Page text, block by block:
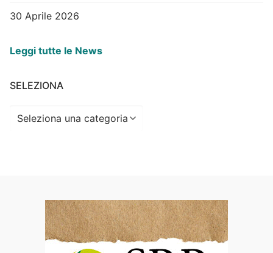
30 Aprile 2026
Leggi tutte le News
SELEZIONA
Seleziona